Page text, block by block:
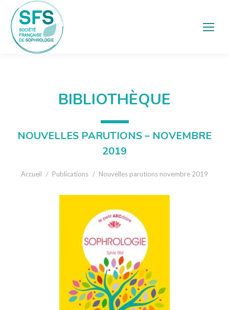
BIBLIOTHÈQUE
NOUVELLES PARUTIONS – NOVEMBRE
2019
Vous êtes ici :
Accueil Publications Nouvelles parutions novembre 2019